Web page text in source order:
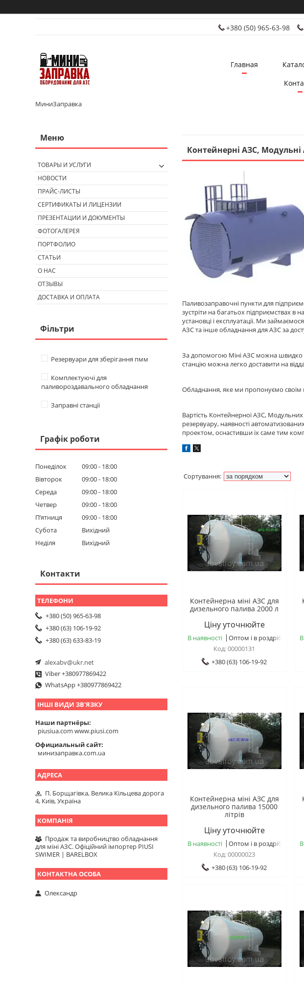
+380 (50) 965-63-98
МиниЗаправка
Главная
Контейнерні АЗС, Модульні
Паливозаправочні пункти для
зустріти на багатьох підприємствах
установці і експлуатації. Ми
АЗС та інше обладнання для АЗС за
За допомогою Міні АЗС можна швидко
станцію можна легко доставити на
Обладнання, яке ми пропонуємо своїм
Вартість Контейнерної АЗС,
резервуару, наявності
проектом, оснастивши їх саме тим
Контейнерна міні АЗС для
дизельного палива 2000 л
Ціну уточнюйте
В наявності
Оптом і в роздріб
00000131
+380 (63) 106-19-92
Контейнерна міні АЗС для
дизельного палива 15000
літрів
Ціну уточнюйте
В наявності
Оптом і в роздріб
00000023
+380 (63) 106-19-92
ТОВАРЫ И УСЛУГИ
НОВОСТИ
ПРАЙС-ЛИСТЫ
СЕРТИФИКАТЫ И ЛИЦЕНЗИИ
ПРЕЗЕНТАЦИИ И ДОКУМЕНТЫ
ФОТОГАЛЕРЕЯ
ПОРТФОЛИО
СТАТЬИ
О НАС
ОТЗЫВЫ
ДОСТАВКА И ОПЛАТА
Фільтри
Резервуари для зберігання пмм
Комплектуючі для
паливороздавального обладнання
Заправні станції
Графік роботи
Понеділок 09:00
18:00
Вівторок
09:00
18:00
Середа
09:00
18:00
Четвер
09:00
18:00
Пʼятниця
09:00
18:00
Субота
Вихідний
Неділя
Вихідний
Контакти
+380 (50) 965-63-98
+380 (63) 106-19-92
+380 (63) 633-83-19
alexabv@ukr.net
Viber +380977869422
WhatsApp +380977869422
ІНШІ ВИДИ ЗВ'ЯЗКУ
Наши партнёры
piusiua.com www.piusi.com
Официальный сайт
минизаправка.com.ua
П. Борщагівка, Велика Кільцева дорога
4, Київ, Україна
Продаж та виробництво обладнання
для міні АЗС. Офіційний імпортер PIUSI
SWIMER | BARELBOX
Олександр